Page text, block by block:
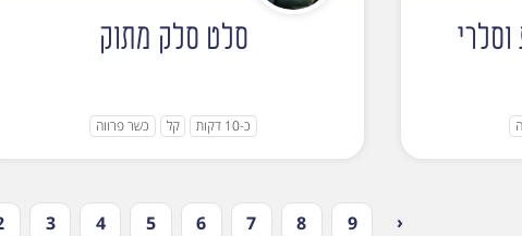
סלט סלק מתוק
כ-10 דקות קל כשר פרווה
3 4 5 6 7 8 9 ‹